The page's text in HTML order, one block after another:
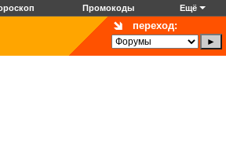
Промокоды Ещё
переход: